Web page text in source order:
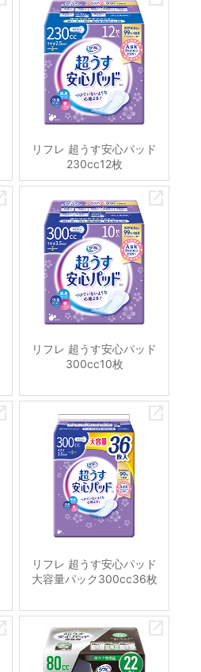
リフレ 超うす安心パッド
230cc12枚
リフレ 超うす安心パッド
300cc10枚
リフレ 超うす安心パッド
大容量パック300cc36枚